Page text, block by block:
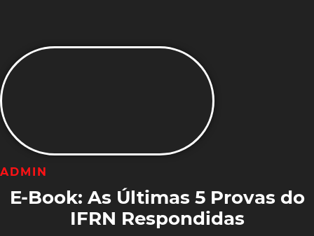
ADMIN
E-Book: As Últimas 5 Provas do
IFRN Respondidas